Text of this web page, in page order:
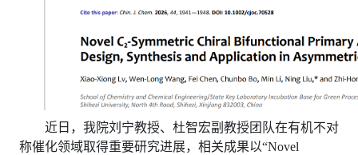
近日，我院刘宁教授、杜智宏副教授团队在有机不对
称催化领域取得重要研究进展，相关成果以“Novel